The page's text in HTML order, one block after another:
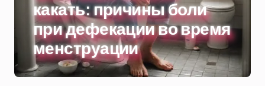
какать: причины боли
при дефекации во время
менструации